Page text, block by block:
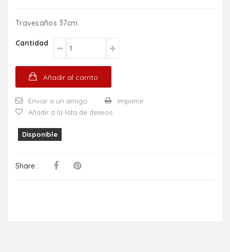
Travesaños 37cm.
Cantidad
Añadir al carrito
Enviar a un amigo
Imprimir
Añadir a la lista de deseos
Disponible
Share :